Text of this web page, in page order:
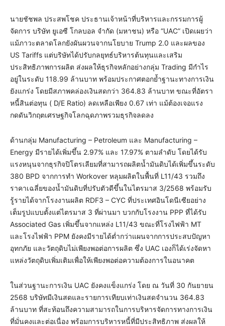
นายชัชพล ประสพโชค ประธานเจ้าหน้าที่บริหารและกรรมการผู้
จัดการ บริษัท ยูเอซี โกลบอล จำกัด (มหาชน) หรือ “UAC” เปิดเผยว่า
แม้ภาวะตลาดโลกยังผันผวนจากนโยบาย Trump 2.0 และผลของ
US Tariffs แต่บริษัทได้ปรับกลยุทธ์บริหารต้นทุนและเสริม
ประสิทธิภาพการผลิต ส่งผลให้ธุรกิจหลักอย่างกลุ่ม Trading มีกำไร
อยู่ในระดับ 118.99 ล้านบาท พร้อมประกาศตอกย้ำฐานะทางการเงิน
ยังแกร่ง โดยมีสภาพคล่องเงินสดกว่า 364.83 ล้านบาท ขณะที่อัตรา
หนี้สินต่อทุน ( D/E Ratio) ลดเหลือเพียง 0.67 เท่า แม้ต้องเจอแรง
กดดันวิกฤตเศรษฐกิจโลกฉุดภาพรวมธุรกิจลดลง
ด้านกลุ่ม Manufacturing – Petroleum และ Manufacturing –
Energy มีรายได้เพิ่มขึ้น 2.97% และ 17.97% ตามลำดับ โดยได้รับ
แรงหนุนจากธุรกิจปิโตรเลียมที่สามารถผลิตน้ำมันดิบได้เพิ่มขึ้นระดับ
380 BPD จากการทำ Workover หลุมผลิตในพื้นที่ L11/43 รวมถึง
ราคาเฉลี่ยของน้ำมันดิบที่ปรับตัวดีขึ้นในไตรมาส 3/2568 พร้อมรับ
รู้รายได้จากโรงงานผลิต RDF3 – CYC ที่ประเทศอินโดนีเซียอย่าง
เต็มรูปแบบตั้งแต่ไตรมาส 3 ที่ผ่านมา บวกกับโรงงาน PPP ที่ได้รับ
Associated Gas เพิ่มขึ้นจากแหล่ง L11/43 ขณะที่โรงไฟฟ้า MT
และโรงไฟฟ้า PPM ยังคงมีรายได้ต่ำกว่าแผนจากการประสบปัญหา
อุทกภัย และวัตถุดิบไม่เพียงพอต่อการผลิต ซึ่ง UAC เองก็ได้เร่งจัดหา
แหล่งวัตถุดิบเพิ่มเติมเพื่อให้เพียงพอต่อความต้องการในอนาคต
ในส่วนฐานะการเงิน UAC ยังคงแข็งแกร่ง โดย ณ วันที่ 30 กันยายน
2568 บริษัทมีเงินสดและรายการเทียบเท่าเงินสดจำนวน 364.83
ล้านบาท ที่สะท้อนถึงความสามารถในการบริหารจัดการทางการเงิน
ที่มั่นคงและต่อเนื่อง พร้อมการบริหารหนี้ที่มีประสิทธิภาพ ส่งผลให้